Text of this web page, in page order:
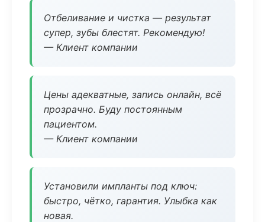
Отбеливание и чистка — результат
супер, зубы блестят. Рекомендую!
— Клиент компании
Цены адекватные, запись онлайн, всё
прозрачно. Буду постоянным
пациентом.
— Клиент компании
Установили импланты под ключ:
быстро, чётко, гарантия. Улыбка как
новая.